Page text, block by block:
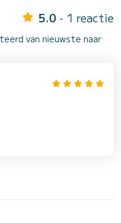
5.0 - 1 reactie
van nieuwste naar